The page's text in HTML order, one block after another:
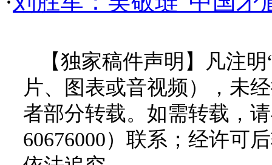
【独家稿件声明】凡注
片、图表或音视频），未
者部分转载。如需转载，
60676000）联系；经许可